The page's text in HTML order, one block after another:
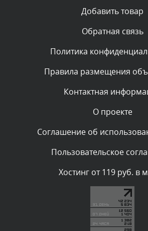
Текст комментария будет виден
администратором.
Комментарий проверяется
администратором.
Комментарий проверяется
администратором.
Комментарий проверяется
Текст комментария будет виден
Добавить товар
Обратная связь
Политика
Правила размещения
Контактная
О проекте
Соглашение об
Пользовательское
Хостинг от 119 руб. в